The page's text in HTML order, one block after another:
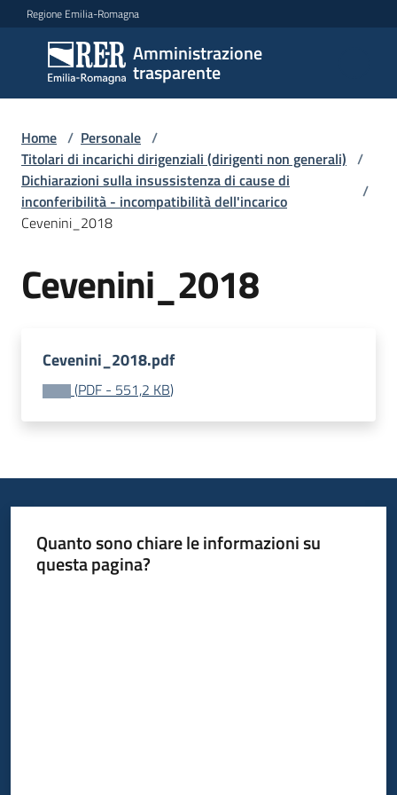
Vai al contenuto
Vai alla navigazione
Vai al footer
Regione Emilia-Romagna
Amministrazione
trasparente
Amministrazione
trasparente
Sottosezioni
Accesso
Home / Personale /
Titolari di incarichi dirigenziali (dirigenti non generali) /
Dichiarazioni sulla insussistenza di cause di
inconferibilità - incompatibilità dell'incarico
/
Cevenini_2018
Cevenini_2018
Cevenini_2018.pdf
(PDF - 551,2 KB)
Quanto sono chiare le informazioni su
questa pagina?